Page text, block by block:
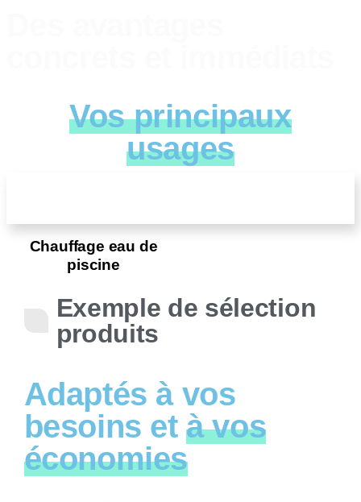
Vos principaux
usages
Chauffage eau de
piscine
Exemple de sélection
produits
Adaptés à vos
besoins età vos
économies